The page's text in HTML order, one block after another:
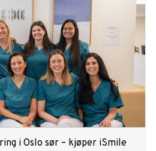
i Oslo sør – kjøper iSmile